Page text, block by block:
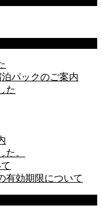
パックのご案内
た
。
有効期限について